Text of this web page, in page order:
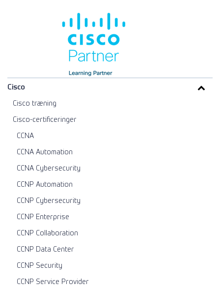
Cisco
Cisco træning
Cisco-certificeringer
CCNA
CCNA Automation
CCNA Cybersecurity
CCNP Automation
CCNP Cybersecurity
CCNP Enterprise
CCNP Collaboration
CCNP Data Center
CCNP Security
CCNP Service Provider